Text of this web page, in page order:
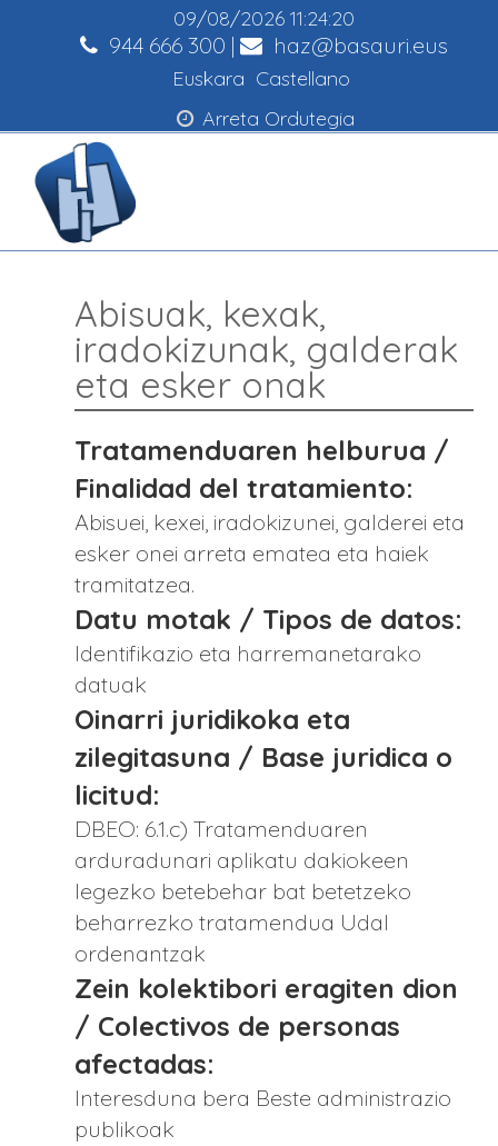
09/08/202611:24:21
944 666 300 | haz@basauri.eus
Euskara Castellano
Arreta Ordutegia
Abisuak, kexak,
iradokizunak, galderak
eta esker onak
Tratamenduaren helburua /
Finalidad del tratamiento:
Abisuei, kexei, iradokizunei, galderei eta
esker onei arreta ematea eta haiek
tramitatzea.
Datu motak / Tipos de datos:
Identifikazio eta harremanetarako
datuak
Oinarri juridikoka eta
zilegitasuna / Base juridica o
licitud:
DBEO: 6.1.c) Tratamenduaren
arduradunari aplikatu dakiokeen
legezko betebehar bat betetzeko
beharrezko tratamendua Udal
ordenantzak
Zein kolektibori eragiten dion
/ Colectivos de personas
afectadas:
Interesduna bera Beste administrazio
publikoak